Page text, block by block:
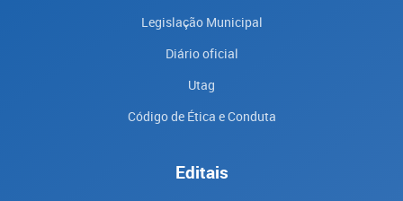
Legislação Municipal
Diário oficial
Utag
Código de Ética e Conduta
Editais